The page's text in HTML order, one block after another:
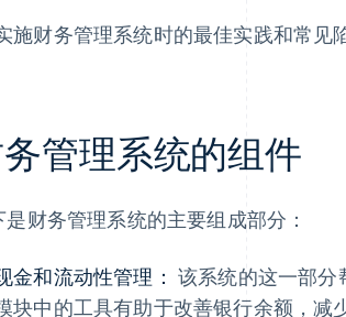
施财务管理系统时的最佳实践和常见
管理系统的组件
是财务管理系统的主要组成部分：
金和流动性管理： 该系统的这一部分
块中的工具有助于改善银行余额，减